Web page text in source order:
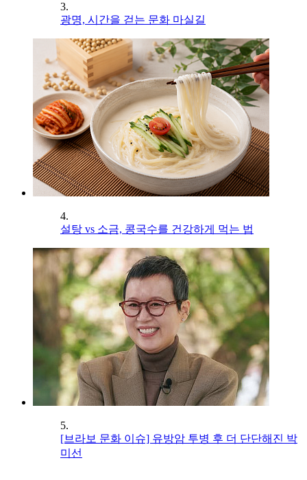
3.
광명, 시간을 걷는 문화 마실길
4.
설탕 vs 소금, 콩국수를 건강하게 먹는 법
5.
[브라보 문화 이슈] 유방암 투병 후 더 단단해진 박
미선